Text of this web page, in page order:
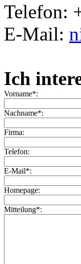
Telefon:
E-Mail:
Ich
Vorname*:
Nachname*:
Firma:
Telefon:
E-Mail*:
Homepage:
Mitteilung*: